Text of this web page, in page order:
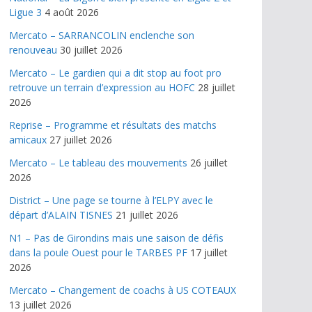
Ligue 3 4 août 2026
Mercato – SARRANCOLIN enclenche son
renouveau 30 juillet 2026
Mercato – Le gardien qui a dit stop au foot pro
retrouve un terrain d’expression au HOFC 28 juillet
2026
Reprise – Programme et résultats des matchs
amicaux 27 juillet 2026
Mercato – Le tableau des mouvements 26 juillet
2026
District – Une page se tourne à l’ELPY avec le
départ d’ALAIN TISNES 21 juillet 2026
N1 – Pas de Girondins mais une saison de défis
dans la poule Ouest pour le TARBES PF 17 juillet
2026
Mercato – Changement de coachs à US COTEAUX
13 juillet 2026